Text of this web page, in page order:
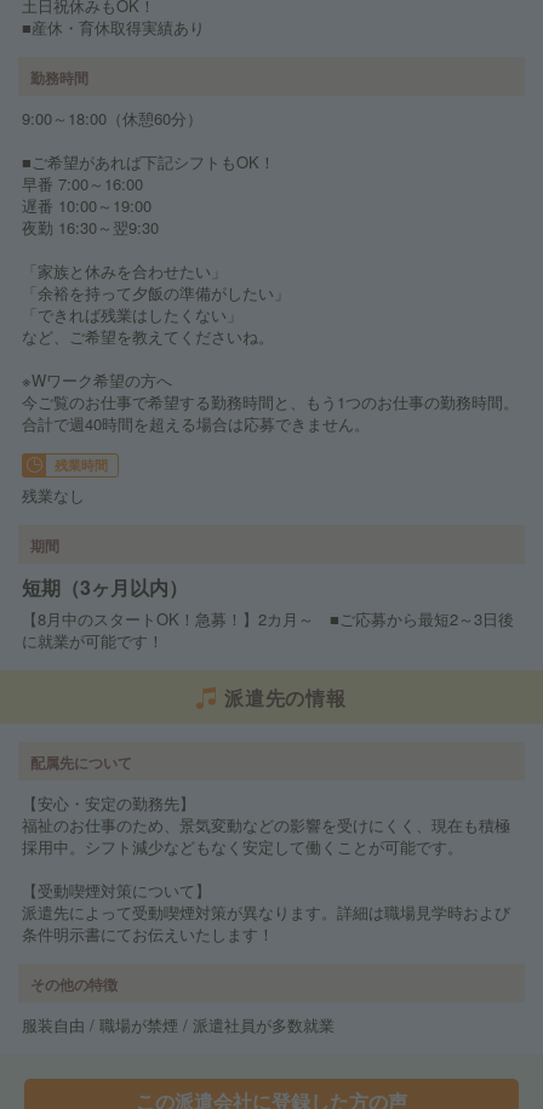
土日祝休みもOK！
■産休・育休取得実績あり
勤務時間
9:00～18:00（休憩60分）
■ご希望があれば下記シフトもOK！
早番 7:00～16:00
遅番 10:00～19:00
夜勤 16:30～翌9:30
「家族と休みを合わせたい」
「余裕を持って夕飯の準備がしたい」
「できれば残業はしたくない」
など、ご希望を教えてくださいね。
※Wワーク希望の方へ
今ご覧のお仕事で希望する勤務時間と、もう1つのお仕事の勤務時間。
合計で週40時間を超える場合は応募できません。
残業時間
残業なし
期間
短期（3ヶ月以内）
【8月中のスタートOK！急募！】2カ月～ ■ご応募から最短2～3日後
に就業が可能です！
派遣先の情報
配属先について
【安心・安定の勤務先】
福祉のお仕事のため、景気変動などの影響を受けにくく、現在も積極
採用中。シフト減少などもなく安定して働くことが可能です。
【受動喫煙対策について】
派遣先によって受動喫煙対策が異なります。詳細は職場見学時および
条件明示書にてお伝えいたします！
その他の特徴
服装自由 / 職場が禁煙 / 派遣社員が多数就業
この派遣会社に登録した方の声